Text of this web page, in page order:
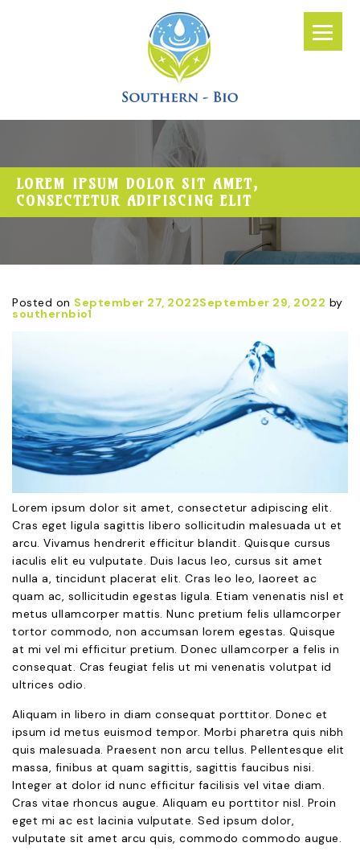
LOREM IPSUM DOLOR SIT AMET,
CONSECTETUR ADIPISCING ELIT
Posted on September 27, 2022September 29, 2022 by
southernbio1
Lorem ipsum dolor sit amet, consectetur adipiscing elit.
Cras eget ligula sagittis libero sollicitudin malesuada ut et
arcu. Vivamus hendrerit efficitur blandit. Quisque cursus
iaculis elit eu vulputate. Duis lacus leo, cursus sit amet
nulla a, tincidunt placerat elit. Cras leo leo, laoreet ac
quam ac, sollicitudin egestas ligula. Etiam venenatis nisl et
metus ullamcorper mattis. Nunc pretium felis ullamcorper
tortor commodo, non accumsan lorem egestas. Quisque
at mi vel mi efficitur pretium. Donec ullamcorper a felis in
consequat. Cras feugiat felis ut mi venenatis volutpat id
ultrices odio.
Aliquam in libero in diam consequat porttitor. Donec et
ipsum id metus euismod tempor. Morbi pharetra quis nibh
quis malesuada. Praesent non arcu tellus. Pellentesque elit
massa, finibus at quam sagittis, sagittis faucibus nisi.
Integer at dolor id nunc efficitur facilisis vel vitae diam.
Cras vitae rhoncus augue. Aliquam eu porttitor nisl. Proin
eget mi ac est lacinia vulputate. Sed ipsum dolor,
vulputate sit amet arcu quis, commodo commodo augue.